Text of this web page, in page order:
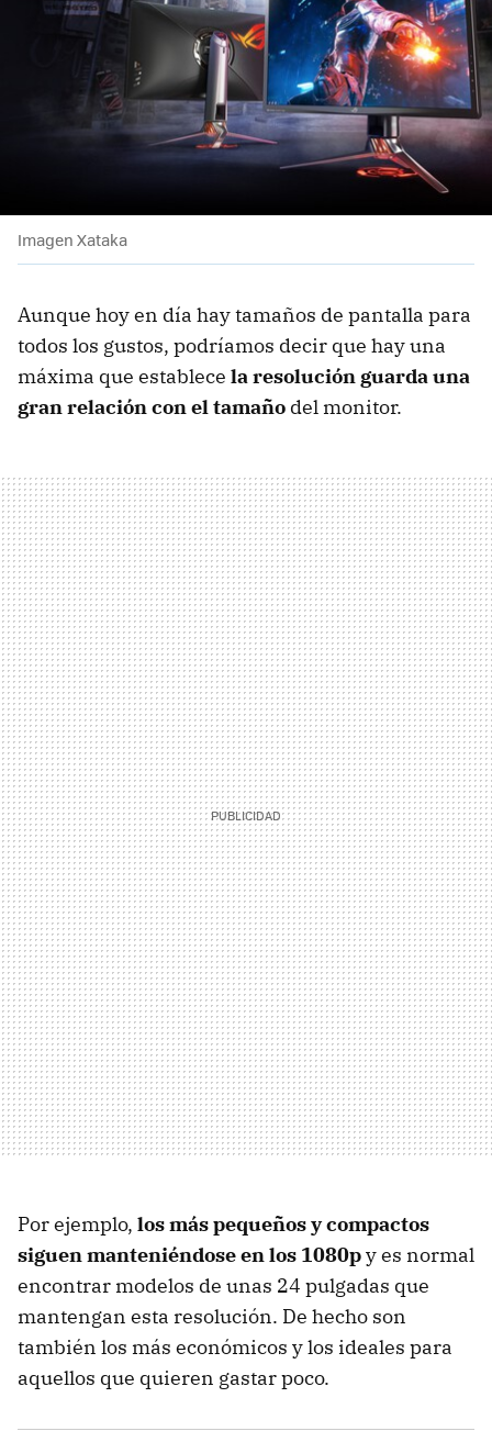
Imagen Xataka
Aunque hoy en día hay tamaños de pantalla para
todos los gustos, podríamos decir que hay una
máxima que establece la resolución guarda una
gran relación con el tamaño del monitor.
Por ejemplo, los más pequeños y compactos
siguen manteniéndose en los 1080py es normal
encontrar modelos de unas 24 pulgadas que
mantengan esta resolución. De hecho son
también los más económicos y los ideales para
aquellos que quieren gastar poco.